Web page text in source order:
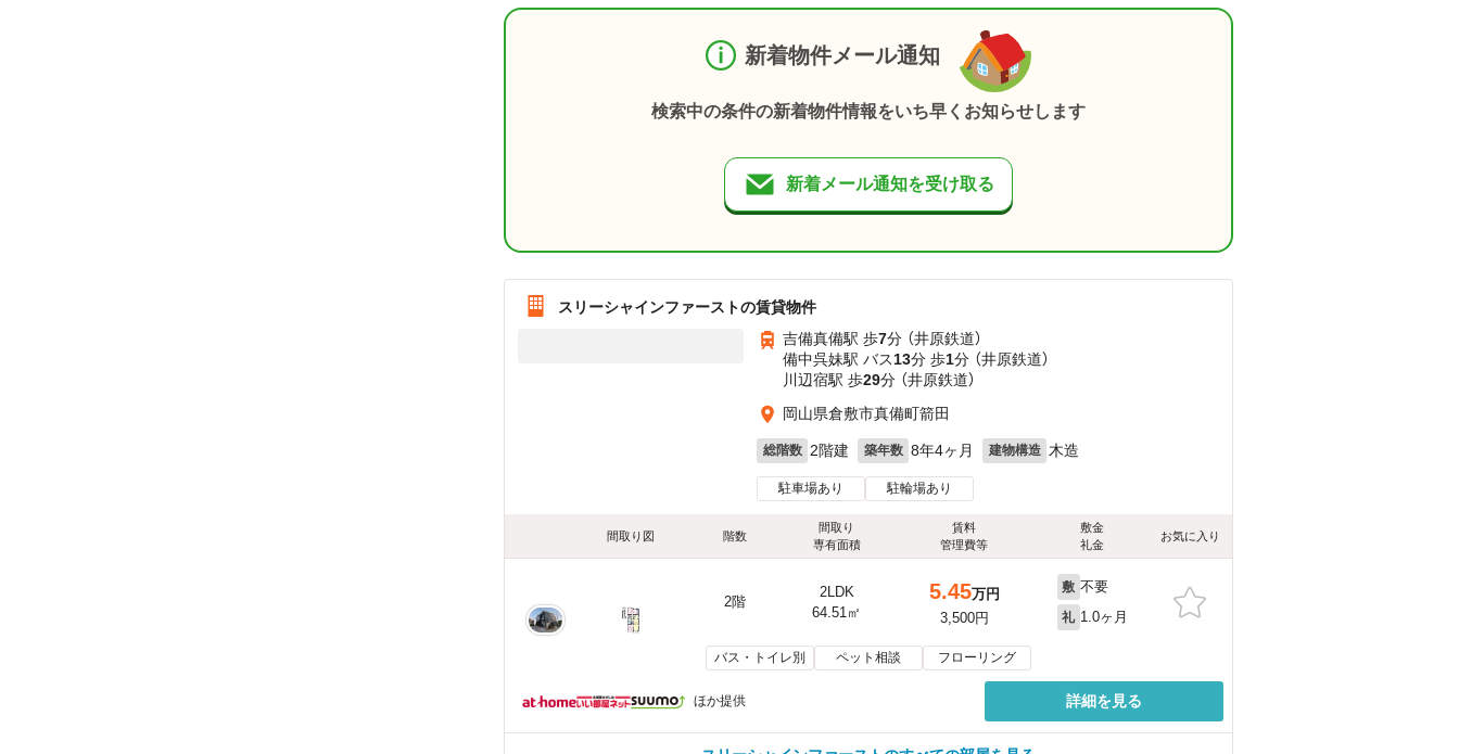
新着物件メール通知
検索中の条件の新着物件情報をいち早くお知らせします
新着メール通知を受け取る
スリーシャインファーストの賃貸物件
吉備真備駅 歩7分 （井原鉄道）
備中呉妹駅 バス13分 歩1分 （井原鉄道）
川辺宿駅 歩29分 （井原鉄道）
岡山県倉敷市真備町箭田
総階数 2階建 築年数 8年4ヶ月 建物構造 木造
駐車場あり 駐輪場あり
間取り図 階数
間取り
専有面積
賃料
管理費等
敷金
礼金
お気に入り
2階
2LDK
64.51㎡
5.45万円
3,500円
敷 不要
礼 1.0ヶ月
バス・トイレ別 ペット相談 フローリング
ほか提供 詳細を見る